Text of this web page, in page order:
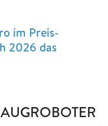
im Preis-
2026 das